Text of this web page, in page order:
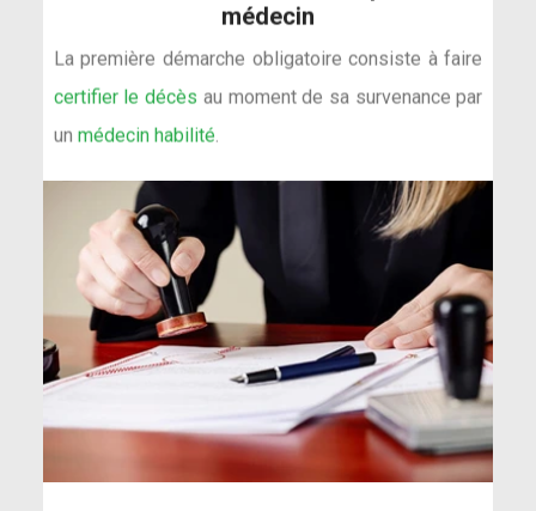
médecin
La première démarche obligatoire consiste à faire
certifier le décès au moment de sa survenance par
un médecin habilité